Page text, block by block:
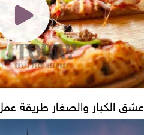
عشق الكبار والصغار طريقة عمل